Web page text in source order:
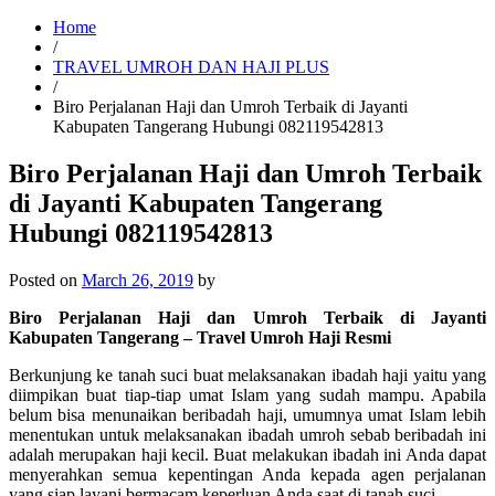
Home
/
TRAVEL UMROH DAN HAJI PLUS
/
Biro Perjalanan Haji dan Umroh Terbaik di Jayanti
Kabupaten Tangerang Hubungi 082119542813
Biro Perjalanan Haji dan Umroh Terbaik
di Jayanti Kabupaten Tangerang
Hubungi 082119542813
Posted on March 26, 2019 by
Biro Perjalanan Haji dan Umroh Terbaik di Jayanti
Kabupaten Tangerang – Travel Umroh Haji Resmi
Berkunjung ke tanah suci buat melaksanakan ibadah haji yaitu yang
diimpikan buat tiap-tiap umat Islam yang sudah mampu. Apabila
belum bisa menunaikan beribadah haji, umumnya umat Islam lebih
menentukan untuk melaksanakan ibadah umroh sebab beribadah ini
adalah merupakan haji kecil. Buat melakukan ibadah ini Anda dapat
menyerahkan semua kepentingan Anda kepada agen perjalanan